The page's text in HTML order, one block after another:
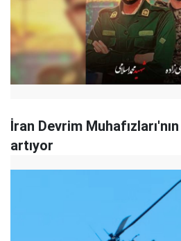
İran Devrim
artıyor